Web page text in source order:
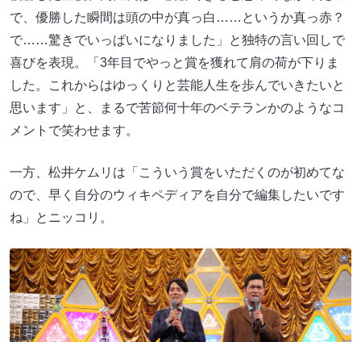
で、優勝した瞬間は頭の中が真っ白……というか真っ赤？
で……驚きでいっぱいになりました」と独特の言い回しで
喜びを表現。「3年目でやっと賞を獲れて肩の荷が下りま
した。これからはゆっくりと芸能人生を歩んでいきたいと
思います」と、まるで苦節何十年のベテランかのようなコ
メントで笑わせます。
一方、松井ケムリは「こういう賞をいただくのが初めてな
ので、早く自分のウィキペディアを自分で編集したいです
ね」とニッコリ。